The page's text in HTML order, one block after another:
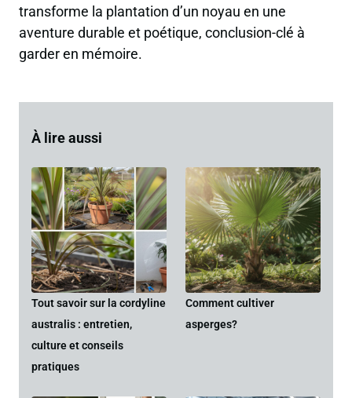
transforme la plantation d’un noyau en une
aventure durable et poétique, conclusion-clé à
garder en mémoire.
À lire aussi
Tout savoir sur la cordyline
australis : entretien,
culture et conseils
pratiques
Comment cultiver
asperges?